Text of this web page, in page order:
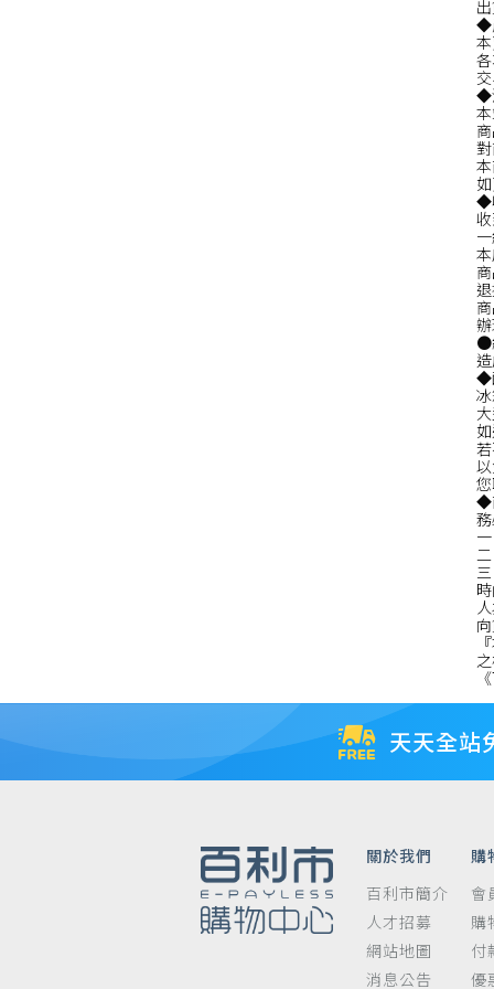
◆
◆
◆
●
◆
◆
天天全站
關於我們
百利市簡介
人才招募
網站地圖
消息公告
購
會
購
付
優